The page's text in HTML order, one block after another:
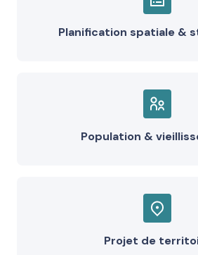
Planification spatiale &
Population &
Projet de